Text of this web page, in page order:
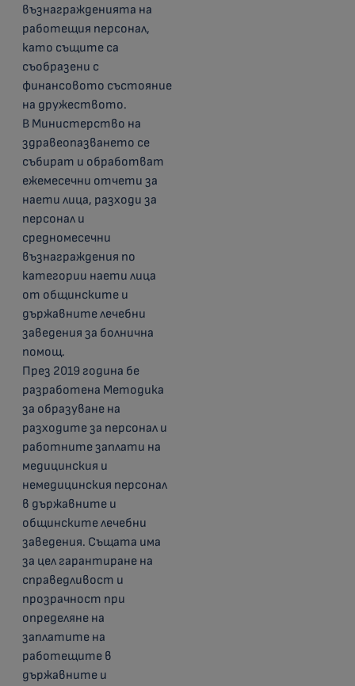
възнагражденията на
работещия персонал,
като същите са
съобразени с
финансовото състояние
на дружеството.
В Министерство на
здравеопазването се
събират и обработват
ежемесечни отчети за
наети лица, разходи за
персонал и
средномесечни
възнаграждения по
категории наети лица
от общинските и
държавните лечебни
заведения за болнична
помощ.
През 2019 година бе
разработена Методика
за образуване на
разходите за персонал и
работните заплати на
медицинския и
немедицинския персонал
в държавните и
общинските лечебни
заведения. Същата има
за цел гарантиране на
справедливост и
прозрачност при
определяне на
заплатите на
работещите в
държавните и